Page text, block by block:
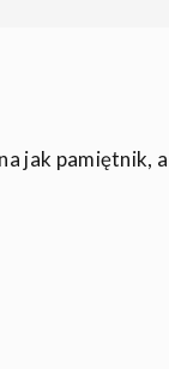
jak pamiętnik, a